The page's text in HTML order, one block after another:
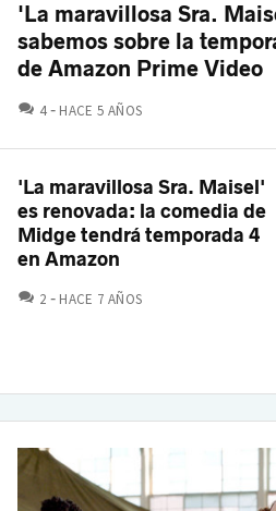
'La maravillosa Sra.
sabemos sobre la
de Amazon Prime Video
4 COMENTARIOS
HACE 5 AÑOS
'La maravillosa Sra. Maisel'
es renovada: la comedia de
Midge tendrá temporada 4
en Amazon
2 COMENTARIOS
HACE 7 AÑOS